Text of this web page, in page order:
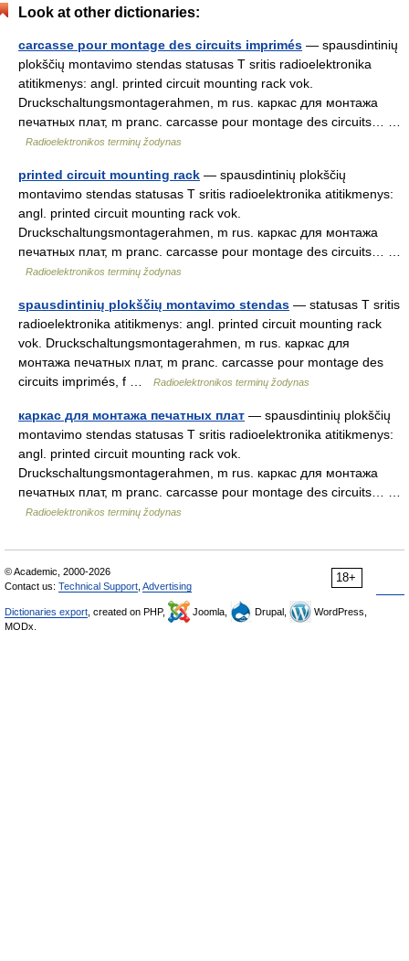
Look at other dictionaries:
carcasse pour montage des circuits imprimés — spausdintinių
plokščių montavimo stendas statusas T sritis radioelektronika
atitikmenys: angl. printed circuit mounting rack vok.
Druckschaltungsmontagerahmen, m rus. каркас для монтажа
печатных плат, m pranc. carcasse pour montage des circuits… …
Radioelektronikos terminų žodynas
printed circuit mounting rack — spausdintinių plokščių
montavimo stendas statusas T sritis radioelektronika atitikmenys:
angl. printed circuit mounting rack vok.
Druckschaltungsmontagerahmen, m rus. каркас для монтажа
печатных плат, m pranc. carcasse pour montage des circuits… …
Radioelektronikos terminų žodynas
spausdintinių plokščių montavimo stendas — statusas T sritis
radioelektronika atitikmenys: angl. printed circuit mounting rack
vok. Druckschaltungsmontagerahmen, m rus. каркас для
монтажа печатных плат, m pranc. carcasse pour montage des
circuits imprimés, f …
Radioelektronikos terminų žodynas
каркас для монтажа печатных плат — spausdintinių plokščių
montavimo stendas statusas T sritis radioelektronika atitikmenys:
angl. printed circuit mounting rack vok.
Druckschaltungsmontagerahmen, m rus. каркас для монтажа
печатных плат, m pranc. carcasse pour montage des circuits… …
Radioelektronikos terminų žodynas
18+
© Academic, 2000-2026
Contact us: Technical Support Advertising
Dictionaries export , created on PHP, Joomla, Drupal,
WordPress,
MODx.